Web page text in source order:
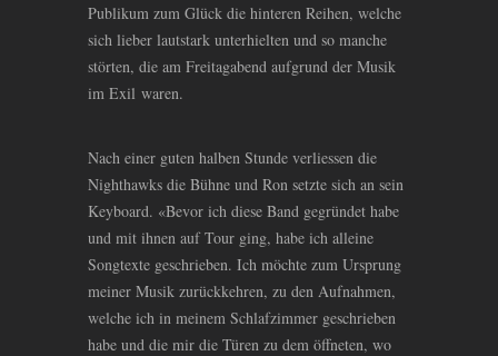
Publikum zum Glück die hinteren Reihen, welche
sich lieber lautstark unterhielten und so manche
störten, die am Freitagabend aufgrund der Musik
im Exil waren.
Nach einer guten halben Stunde verliessen die
Nighthawks die Bühne und Ron setzte sich an sein
Keyboard. «Bevor ich diese Band gegründet habe
und mit ihnen auf Tour ging, habe ich alleine
Songtexte geschrieben. Ich möchte zum Ursprung
meiner Musik zurückkehren, zu den Aufnahmen,
welche ich in meinem Schlafzimmer geschrieben
habe und die mir die Türen zu dem öffneten, wo